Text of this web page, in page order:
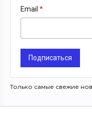
Email
Подписаться
Только самые свежие